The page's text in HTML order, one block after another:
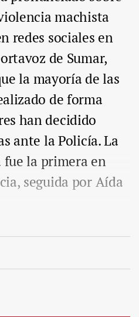
machista
redes sociales en
de Sumar,
la mayoría de las
de forma
han decidido
ante la Policía. La
la primera en
seguida por Aída